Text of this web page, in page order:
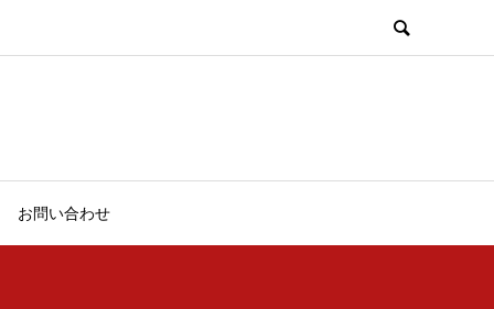
お問い合わせ